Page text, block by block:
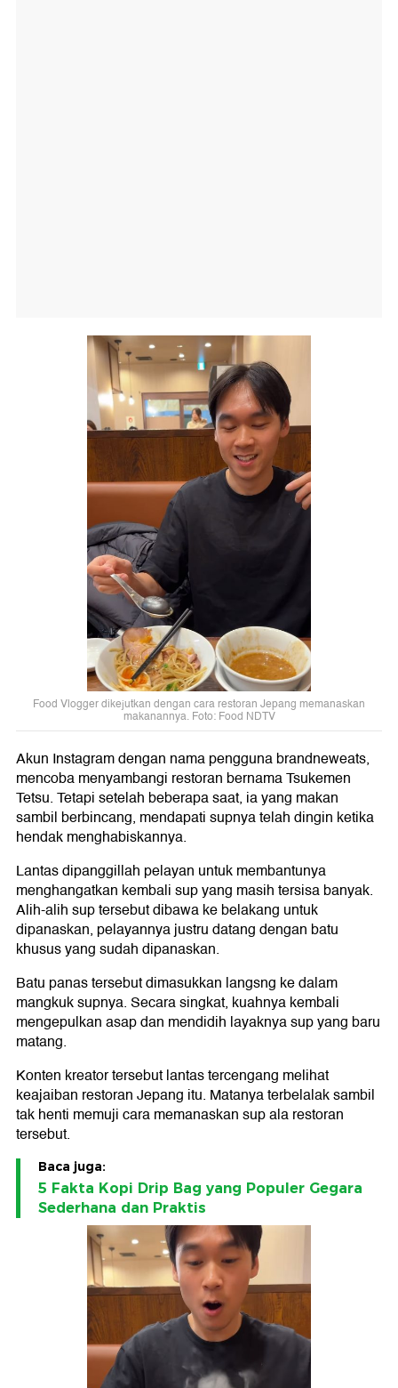
Food Vlogger dikejutkan dengan cara restoran Jepang memanaskan
makanannya. Foto: Food NDTV
Akun Instagram dengan nama pengguna brandneweats,
mencoba menyambangi restoran bernama Tsukemen
Tetsu. Tetapi setelah beberapa saat, ia yang makan
sambil berbincang, mendapati supnya telah dingin ketika
hendak menghabiskannya.
Lantas dipanggillah pelayan untuk membantunya
menghangatkan kembali sup yang masih tersisa banyak.
Alih-alih sup tersebut dibawa ke belakang untuk
dipanaskan, pelayannya justru datang dengan batu
khusus yang sudah dipanaskan.
Batu panas tersebut dimasukkan langsng ke dalam
mangkuk supnya. Secara singkat, kuahnya kembali
mengepulkan asap dan mendidih layaknya sup yang baru
matang.
Konten kreator tersebut lantas tercengang melihat
keajaiban restoran Jepang itu. Matanya terbelalak sambil
tak henti memuji cara memanaskan sup ala restoran
tersebut.
Baca juga:
5 Fakta Kopi Drip Bag yang Populer Gegara
Sederhana dan Praktis